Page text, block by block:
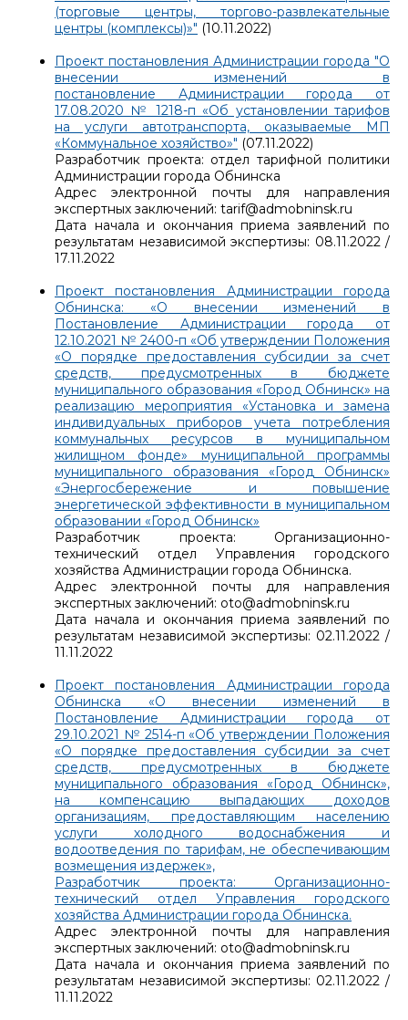
(торговые центры, торгово-развлекательные
центры (комплексы)»" (10.11.2022)
Проект постановления Администрации города "О
внесении изменений в
постановление Администрации города от
17.08.2020 № 1218-п «Об установлении тарифов
на услуги автотранспорта, оказываемые МП
«Коммунальное хозяйство»" (07.11.2022)
Разработчик проекта: отдел тарифной политики
Администрации города Обнинска
Адрес электронной почты для направления
экспертных заключений: tarif@admobninsk.ru
Дата начала и окончания приема заявлений по
результатам независимой экспертизы: 08.11.2022 /
17.11.2022
Проект постановления Администрации города
Обнинска: «О внесении изменений в
Постановление Администрации города от
12.10.2021 № 2400-п «Об утверждении Положения
«О порядке предоставления субсидии за счет
средств, предусмотренных в бюджете
муниципального образования «Город Обнинск» на
реализацию мероприятия «Установка и замена
индивидуальных приборов учета потребления
коммунальных ресурсов в муниципальном
жилищном фонде» муниципальной программы
муниципального образования «Город Обнинск»
«Энергосбережение и повышение
энергетической эффективности в муниципальном
образовании «Город Обнинск»
Разработчик проекта: Организационно-
технический отдел Управления городского
хозяйства Администрации города Обнинска.
Адрес электронной почты для направления
экспертных заключений: oto@admobninsk.ru
Дата начала и окончания приема заявлений по
результатам независимой экспертизы: 02.11.2022 /
11.11.2022
Проект постановления Администрации города
Обнинска «О внесении изменений в
Постановление Администрации города от
29.10.2021 № 2514-п «Об утверждении Положения
«О порядке предоставления субсидии за счет
средств, предусмотренных в бюджете
муниципального образования «Город Обнинск»,
на компенсацию выпадающих доходов
организациям, предоставляющим населению
услуги холодного водоснабжения и
водоотведения по тарифам, не обеспечивающим
возмещения издержек»,
Разработчик проекта: Организационно-
технический отдел Управления городского
хозяйства Администрации города Обнинска.
Адрес электронной почты для направления
экспертных заключений: oto@admobninsk.ru
Дата начала и окончания приема заявлений по
результатам независимой экспертизы: 02.11.2022 /
11.11.2022